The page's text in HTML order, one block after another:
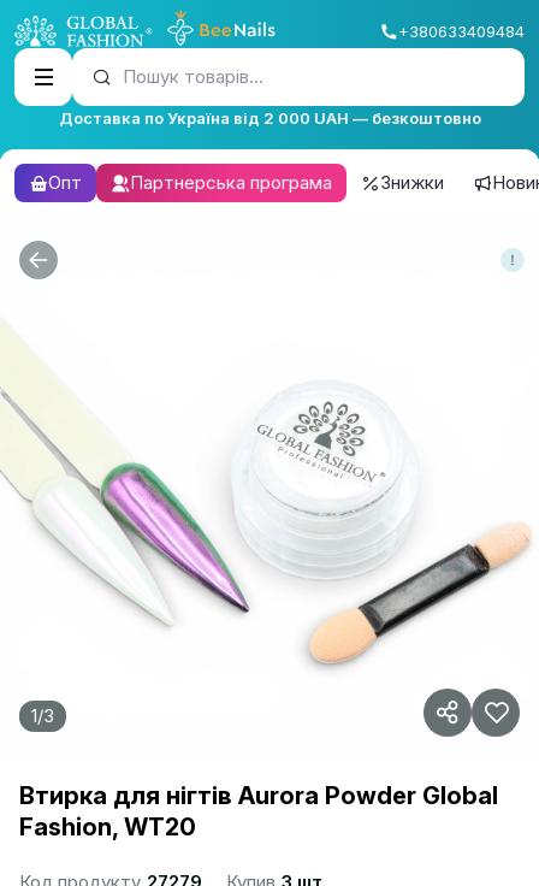
+380633409484
Пошук товарів...
Доставка по Україна від 2 000 UAH — безкоштовно
Опт Партнерська програма Знижки
1/3
Втирка для нігтів Aurora Powder Global
Fashion, WT20